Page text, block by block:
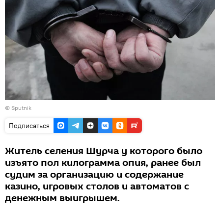
© Sputnik
Подписаться
Житель селения Шурча у которого было
изъято пол килограмма опия, ранее был
судим за организацию и содержание
казино, игровых столов и автоматов с
денежным выигрышем.